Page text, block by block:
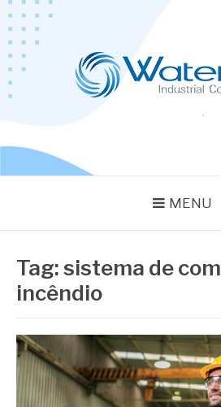
Pular
para
conteúdo
MENU
Tag:sistema de
incêndio